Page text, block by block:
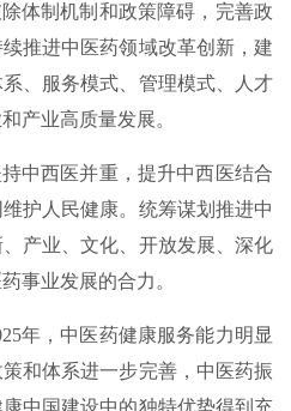
体制机制和政策障碍，完善政
推进中医药领域改革创新，建
、服务模式、管理模式、人才
产业高质量发展。
中西医并重，提升中西医结合
护人民健康。统筹谋划推进中
产业、文化、开放发展、深化
事业发展的合力。
年，中医药健康服务能力明显
和体系进一步完善，中医药振
中国建设中的独特优势得到充